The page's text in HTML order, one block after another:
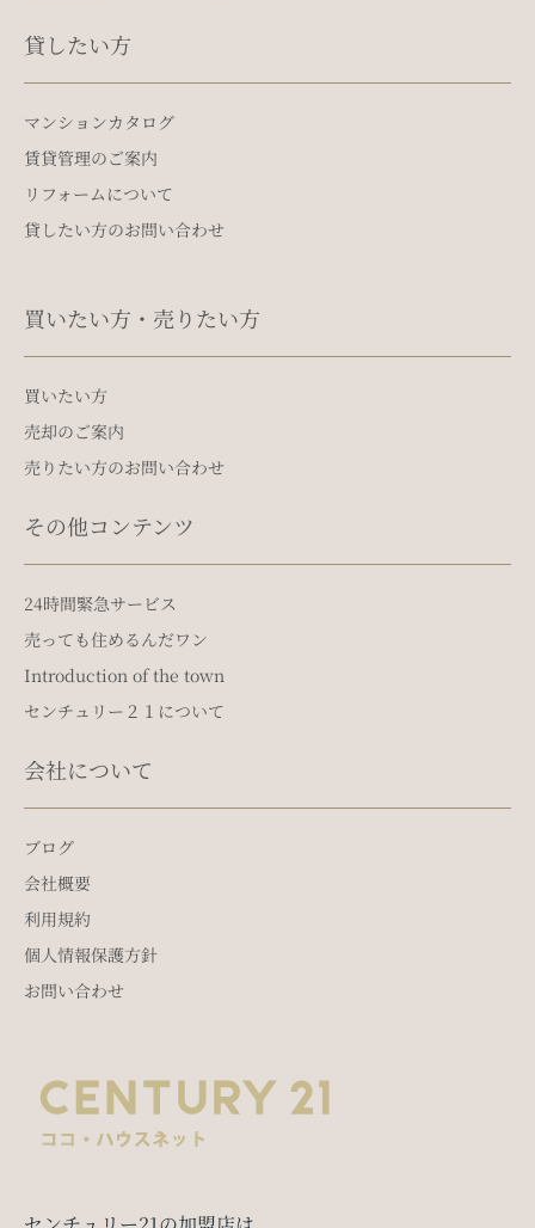
貸したい方
マンションカタログ
賃貸管理のご案内
リフォームについて
貸したい方のお問い合わせ
買いたい方・売りたい方
買いたい方
売却のご案内
売りたい方のお問い合わせ
その他コンテンツ
24時間緊急サービス
売っても住めるんだワン
Introduction of the town
センチュリー２１について
会社について
ブログ
会社概要
利用規約
個人情報保護方針
お問い合わせ